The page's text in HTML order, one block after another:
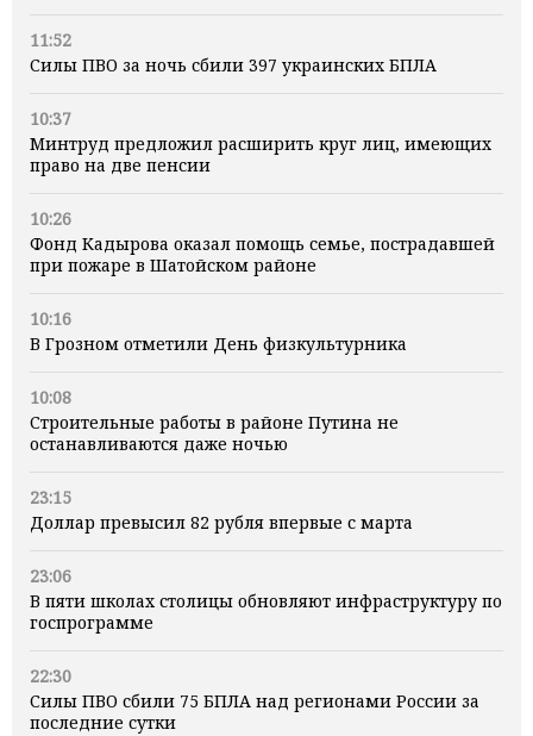
11:52
Силы ПВО за ночь сбили 397 украинских БПЛА
10:37
Минтруд предложил расширить круг лиц, имеющих
право на две пенсии
10:26
Фонд Кадырова оказал помощь семье, пострадавшей
при пожаре в Шатойском районе
10:16
В Грозном отметили День физкультурника
10:08
Строительные работы в районе Путина не
останавливаются даже ночью
23:15
Доллар превысил 82 рубля впервые с марта
23:06
В пяти школах столицы обновляют инфраструктуру по
госпрограмме
22:30
Силы ПВО сбили 75 БПЛА над регионами России за
последние сутки